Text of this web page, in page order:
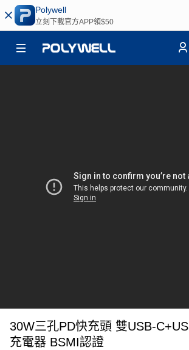
Polywell
立刻下載官方APP領$50
30W三孔PD快充頭 雙USB-
充電器 BSMI認證